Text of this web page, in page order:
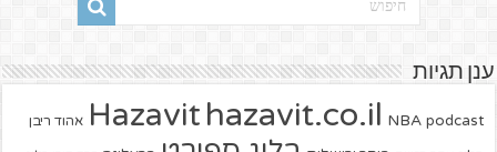
ענן תגיות
Hazavit hazavit.co.il NBA podcast אהוד ריבן